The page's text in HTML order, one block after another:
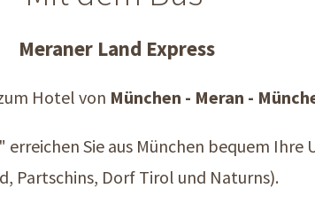
Meraner Land Express
Hotel von München - Meran -
Sie aus München bequem
Partschins, Dorf Tirol und Naturns).